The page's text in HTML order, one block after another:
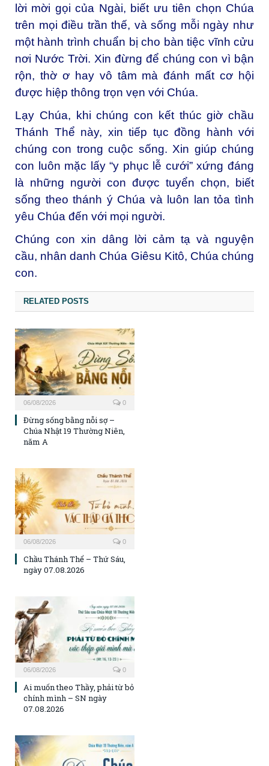
lời mời gọi của Ngài, biết ưu tiên chọn Chúa
trên mọi điều trần thế, và sống mỗi ngày như
một hành trình chuẩn bị cho bàn tiệc vĩnh cửu
nơi Nước Trời. Xin đừng để chúng con vì bận
rộn, thờ ơ hay vô tâm mà đánh mất cơ hội
được hiệp thông trọn vẹn với Chúa.
Lạy Chúa, khi chúng con kết thúc giờ chầu
Thánh Thể này, xin tiếp tục đồng hành với
chúng con trong cuộc sống. Xin giúp chúng
con luôn mặc lấy “y phục lễ cưới” xứng đáng
là những người con được tuyển chọn, biết
sống theo thánh ý Chúa và luôn lan tỏa tình
yêu Chúa đến với mọi người.
Chúng con xin dâng lời cảm tạ và nguyện
cầu, nhân danh Chúa Giêsu Kitô, Chúa chúng
con.
RELATED POSTS
06/08/2026 0
Đừng sống bằng nỗi sợ –
Chúa Nhật 19 Thường Niên,
năm A
06/08/2026 0
Chầu Thánh Thể – Thứ Sáu,
ngày 07.08.2026
06/08/2026 0
Ai muốn theo Thầy, phải từ bỏ
chính mình – SN ngày
07.08.2026